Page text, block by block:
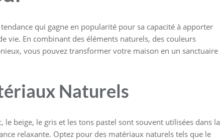
qui gagne en popularité pour sa capacité à apporter
vie. En combinant des éléments naturels, des couleurs
vous pouvez transformer votre maison en un sanctuaire
Naturels
le beige, le gris et les tons pastel sont souvent utilisées dans la
relaxante. Optez pour des matériaux naturels tels que le